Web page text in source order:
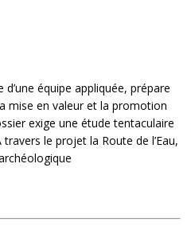
équipe appliquée, prépare
mise en valeur et la promotion
exige une étude tentaculaire
le projet la Route de l’Eau,